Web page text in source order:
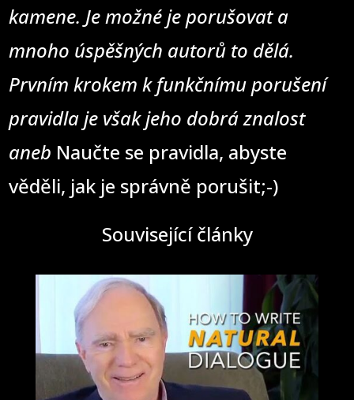
kamene. Je možné je porušovat a
mnoho úspěšných autorů to dělá.
Prvním krokem k funkčnímu porušení
pravidla je však jeho dobrá znalost
aneb Naučte se pravidla, abyste
věděli, jak je správně porušit;-)
Související články